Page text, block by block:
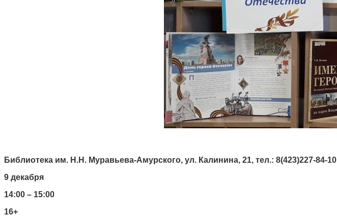
Библиотека им. Н.Н. Муравьева-Амурского, ул. Калинина, 21, тел.: 8(423)227-84-10
9 декабря
14:00 – 15:00
16+